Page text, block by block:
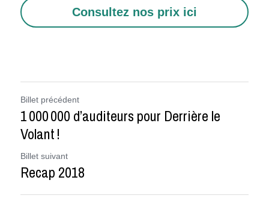
Consultez nos prix ici
Billet précédent
1 000 000 d’auditeurs pour Derrière le
Volant !
Billet suivant
Recap 2018